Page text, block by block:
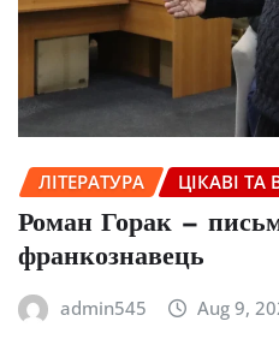
ЛІТЕРАТУРА ЦІКАВІ ТА
Роман Горак —
франкознавець
admin545 Aug 9,